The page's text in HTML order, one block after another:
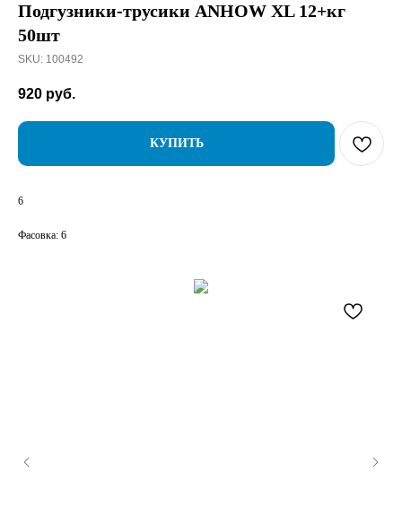
Подгузники-трусики ANHOW XL 12+кг
50шт
SKU: 100492
920 руб.
КУПИТЬ
6
Фасовка: 6